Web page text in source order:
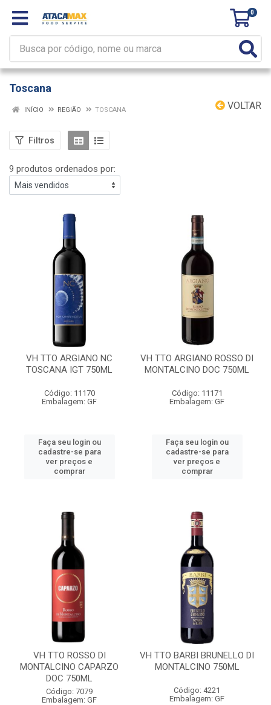
0
Toscana
VOLTAR
INÍCIO REGIÃO TOSCANA
Filtros
9 produtos ordenados por:
VH TTO ARGIANO NC
TOSCANA IGT 750ML
Código: 11170
Embalagem: GF
Faça seu login ou
cadastre-se para
ver preços e
comprar
VH TTO ARGIANO ROSSO DI
MONTALCINO DOC 750ML
Código: 11171
Embalagem: GF
Faça seu login ou
cadastre-se para
ver preços e
comprar
VH TTO ROSSO DI
MONTALCINO CAPARZO
DOC 750ML
Código: 7079
Embalagem: GF
VH TTO BARBI BRUNELLO DI
MONTALCINO 750ML
Código: 4221
Embalagem: GF